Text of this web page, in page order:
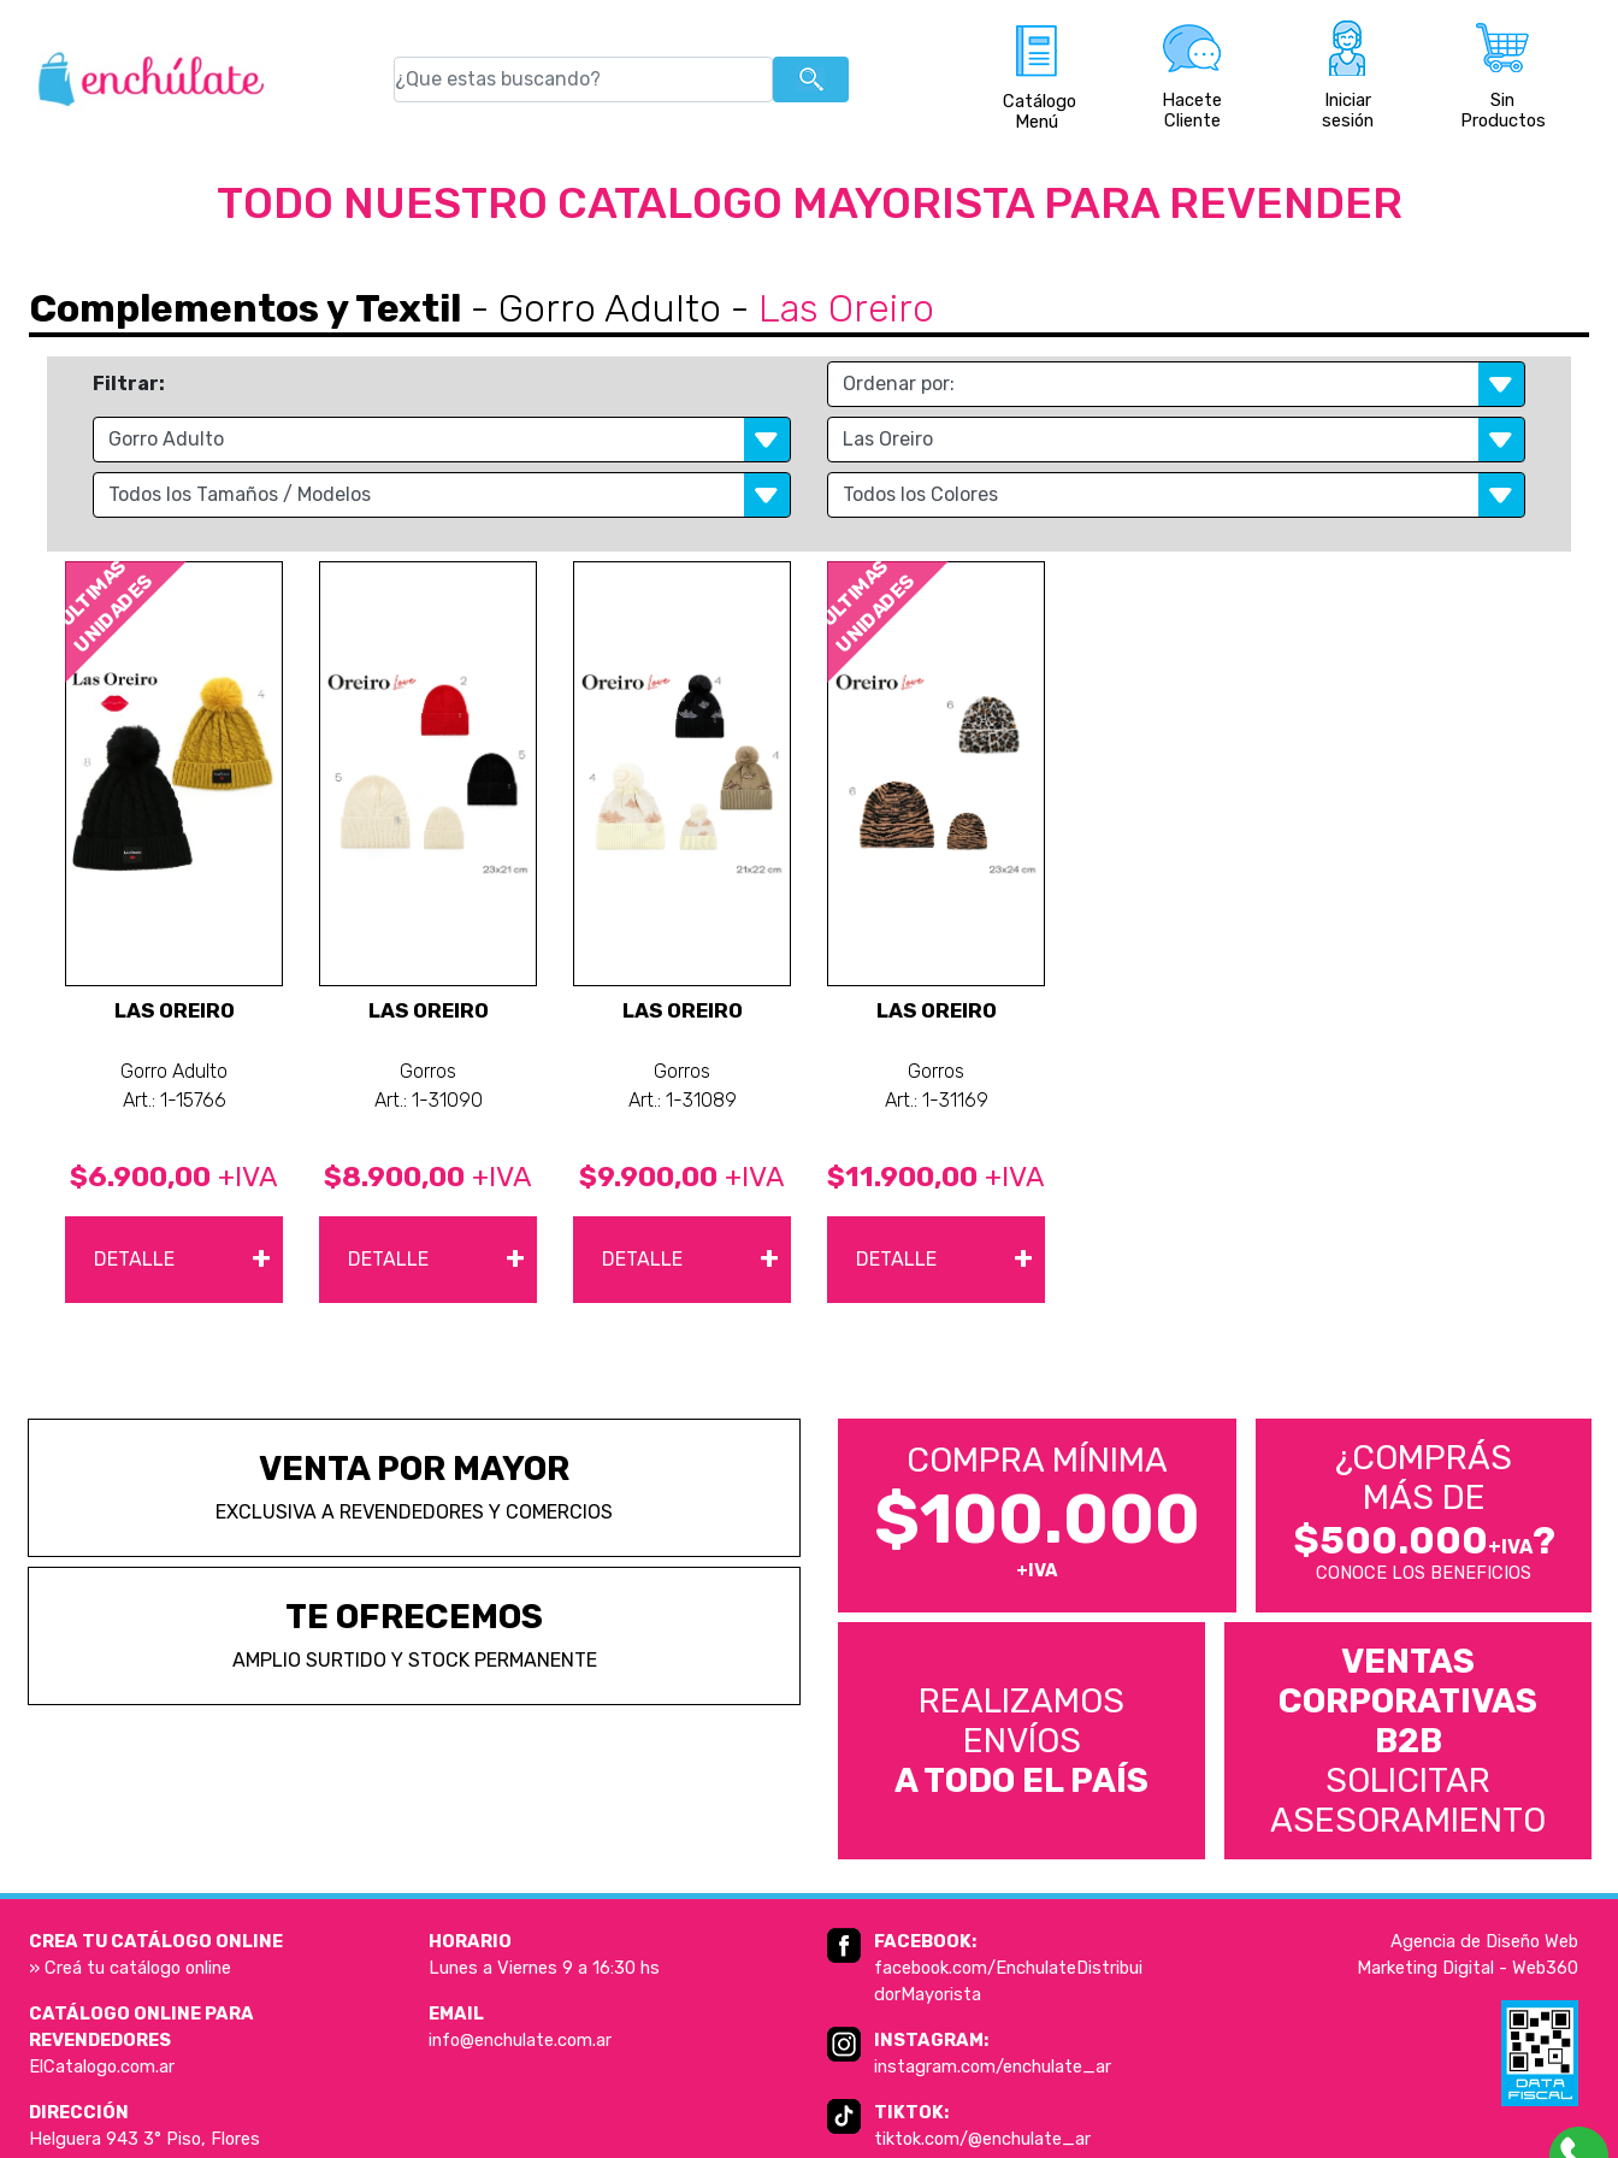
Catálogo
Menú
Hacete
Cliente
Iniciar
sesión
Sin
Productos
TODO NUESTRO CATALOGO MAYORISTA PARA REVENDER
Complementos y Textil - Gorro Adulto - Las Oreiro
Filtrar:
ÚLTIMAS
UNIDADES
LAS OREIRO
Gorro Adulto
Art.: 1-15766
$6.900,00 +IVA
DETALLE +
LAS OREIRO
Gorros
Art.: 1-31090
$8.900,00 +IVA
DETALLE +
LAS OREIRO
Gorros
Art.: 1-31089
$9.900,00 +IVA
DETALLE +
ÚLTIMAS
UNIDADES
LAS OREIRO
Gorros
Art.: 1-31169
$11.900,00 +IVA
DETALLE +
VENTA POR MAYOR
EXCLUSIVA A REVENDEDORES Y COMERCIOS
TE OFRECEMOS
AMPLIO SURTIDO Y STOCK PERMANENTE
COMPRA MÍNIMA
$100.000
+IVA
¿COMPRÁS
MÁS DE
$500.000+IVA?
CONOCE LOS BENEFICIOS
REALIZAMOS
ENVÍOS
A TODO EL PAÍS
VENTAS
CORPORATIVAS
B2B
SOLICITAR
ASESORAMIENTO
CREA TU CATÁLOGO ONLINE
» Creá tu catálogo online
CATÁLOGO ONLINE PARA
REVENDEDORES
ElCatalogo.com.ar
DIRECCIÓN
Helguera 943 3° Piso, Flores
HORARIO
Lunes a Viernes 9 a 16:30 hs
EMAIL
info@enchulate.com.ar
FACEBOOK:
facebook.com/EnchulateDistribui
dorMayorista
INSTAGRAM:
instagram.com/enchulate_ar
TIKTOK:
tiktok.com/@enchulate_ar
Agencia de Diseño Web
Marketing Digital - Web360